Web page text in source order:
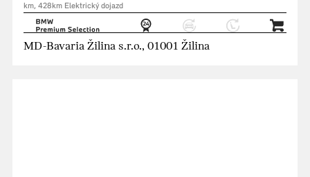
km, 428km Elektrický dojazd
MD-Bavaria Žilina s.r.o., 01001 Žilina